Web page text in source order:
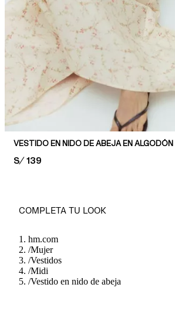
VESTIDO EN NIDO DE ABEJA EN ALGODÓN
PRICE:
S/ 139
COMPLETA TU LOOK
hm.com
/Mujer
/Vestidos
/Midi
/Vestido en nido de abeja